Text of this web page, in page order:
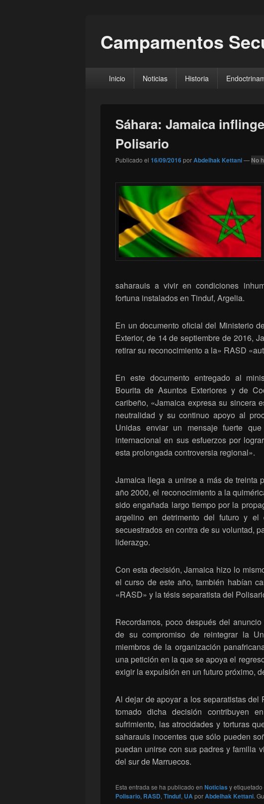
Campamentos
principalInicio Noticias Historia
Sáhara: Jamaica
Polisario
Publicado el 16/09/2016porAbdelhak Kettani— No
saharauis a vivir en condiciones
fortuna instalados en Tinduf, Argelia.
En un documento oficial del Ministerio
Exterior, de 14 de septiembre de 2016,
retirar su reconocimiento a la» RASD
En este documento entregado al
Bourita de Asuntos Exteriores y de
caribeño, «Jamaica expresa su sincera
neutralidad y su continuo apoyo al
Unidas enviar un mensaje fuerte
internacional en sus esfuerzos por
esta prolongada controversia regional».
Jamaica llega a unirse a más de treinta
año 2000, el reconocimiento a la
sido engañada largo tiempo por la
argelino en detrimento del futuro y el
secuestrados en contra de su voluntad,
liderazgo.
Con esta decisión, Jamaica hizo lo
el curso de este año, también habían
«RASD» y la tésis separatista del
Recordamos, poco después del
de su compromiso de reintegrar la
miembros de la organización
una petición en la que se apoya el
exigir la expulsión en un futuro próximo,
Al dejar de apoyar a los separatistas del
tomado dicha decisión contribuyen
sufrimiento, las atrocidades y torturas
saharauis inocentes que sólo pueden
puedan unirse con sus padres y familia
del sur de Marruecos.
Esta entrada se ha publicado en Noticias y etiquetado
Polisario, RASD, Tinduf, UAporAbdelhak Kettani.